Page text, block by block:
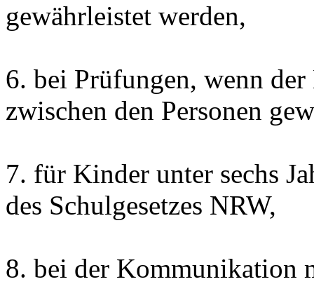
gewährleistet werden,
6. bei Prüfungen, wenn
zwischen den Personen
7. für Kinder unter sechs
des Schulgesetzes NRW,
8. bei der Kommunikation